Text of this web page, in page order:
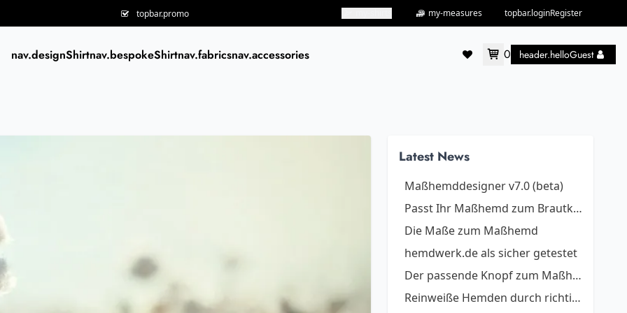
topbar.promo my-measures topbar.loginRegister
nav.designShirtnav.bespokeShirtnav.fabricsnav.accessories accountMenu.wishlist
0 header.helloGuest
Latest News
Maßhemddesigner v7.0 (beta)
Passt Ihr Maßhemd zum Brautkleid?
Die Maße zum Maßhemd
hemdwerk.de als sicher getestet
Der passende Knopf zum Maßhemd
Reinweiße Hemden durch richtiges Waschen